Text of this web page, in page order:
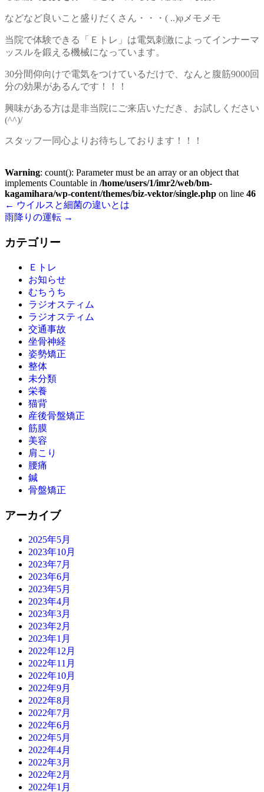
などなど良いこと盛りだくさん・・・( ..)φメモメモ
当院で体験できる「Ｅトレ」は電気刺激によってインナーマ
ッスルを鍛える機械になっています。
30分間仰向けで電気をつけているだけで、なんと腹筋9000回
分の効果があるんです！！！
興味がある方は是非当院にご来店いただき、お試しください
(^^)/
スタッフ一同心よりお待ちしております！！！
Warning: count(): Parameter must be an array or an object that
implements Countable in /home/users/1/imr2/web/bm-
kagamihara/wp-content/themes/biz-vektor/single.php on line 46
← ウイルスと細菌の違いとは
雨降りの運転 →
カテゴリー
Ｅトレ
お知らせ
むちうち
ラジオスティム
ラジオスティム
交通事故
坐骨神経
姿勢矯正
整体
未分類
栄養
猫背
産後骨盤矯正
筋膜
美容
肩こり
腰痛
鍼
骨盤矯正
アーカイブ
2025年5月
2023年10月
2023年7月
2023年6月
2023年5月
2023年4月
2023年3月
2023年2月
2023年1月
2022年12月
2022年11月
2022年10月
2022年9月
2022年8月
2022年7月
2022年6月
2022年5月
2022年4月
2022年3月
2022年2月
2022年1月